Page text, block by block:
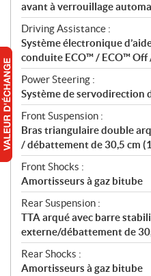
avant à verrouillage
Driving Assistance :
Système électronique
conduite ECO™ / ECO™
Power Steering :
Système de servodirection
Front Suspension :
Bras triangulaire double
/ débattement de 30,5 cm
Front Shocks :
Amortisseurs à gaz bitube
Rear Suspension :
TTA arqué avec barre
externe/débattement de
Rear Shocks :
Amortisseurs à gaz bitube